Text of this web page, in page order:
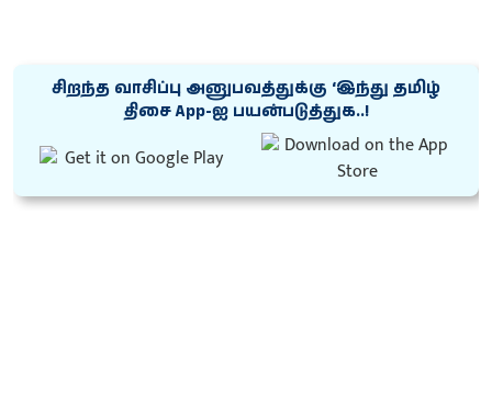
சிறந்த வாசிப்பு அனுபவத்துக்கு ‘இந்து தமிழ்
திசை App-ஐ பயன்படுத்துக..!